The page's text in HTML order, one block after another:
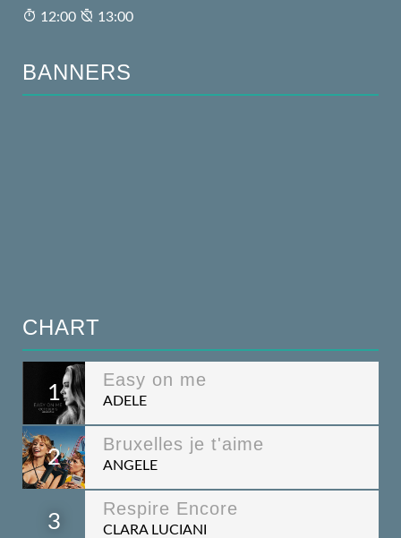
12:00 13:00
BANNERS
CHART
1
Easy on me
ADELE
2
Bruxelles je t'aime
ANGELE
3
Respire Encore
CLARA LUCIANI